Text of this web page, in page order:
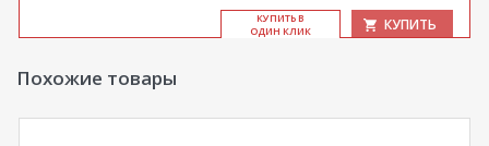
КУ­ПИТЬ В
ОДИН КЛИК
КУПИТЬ
Похожие товары